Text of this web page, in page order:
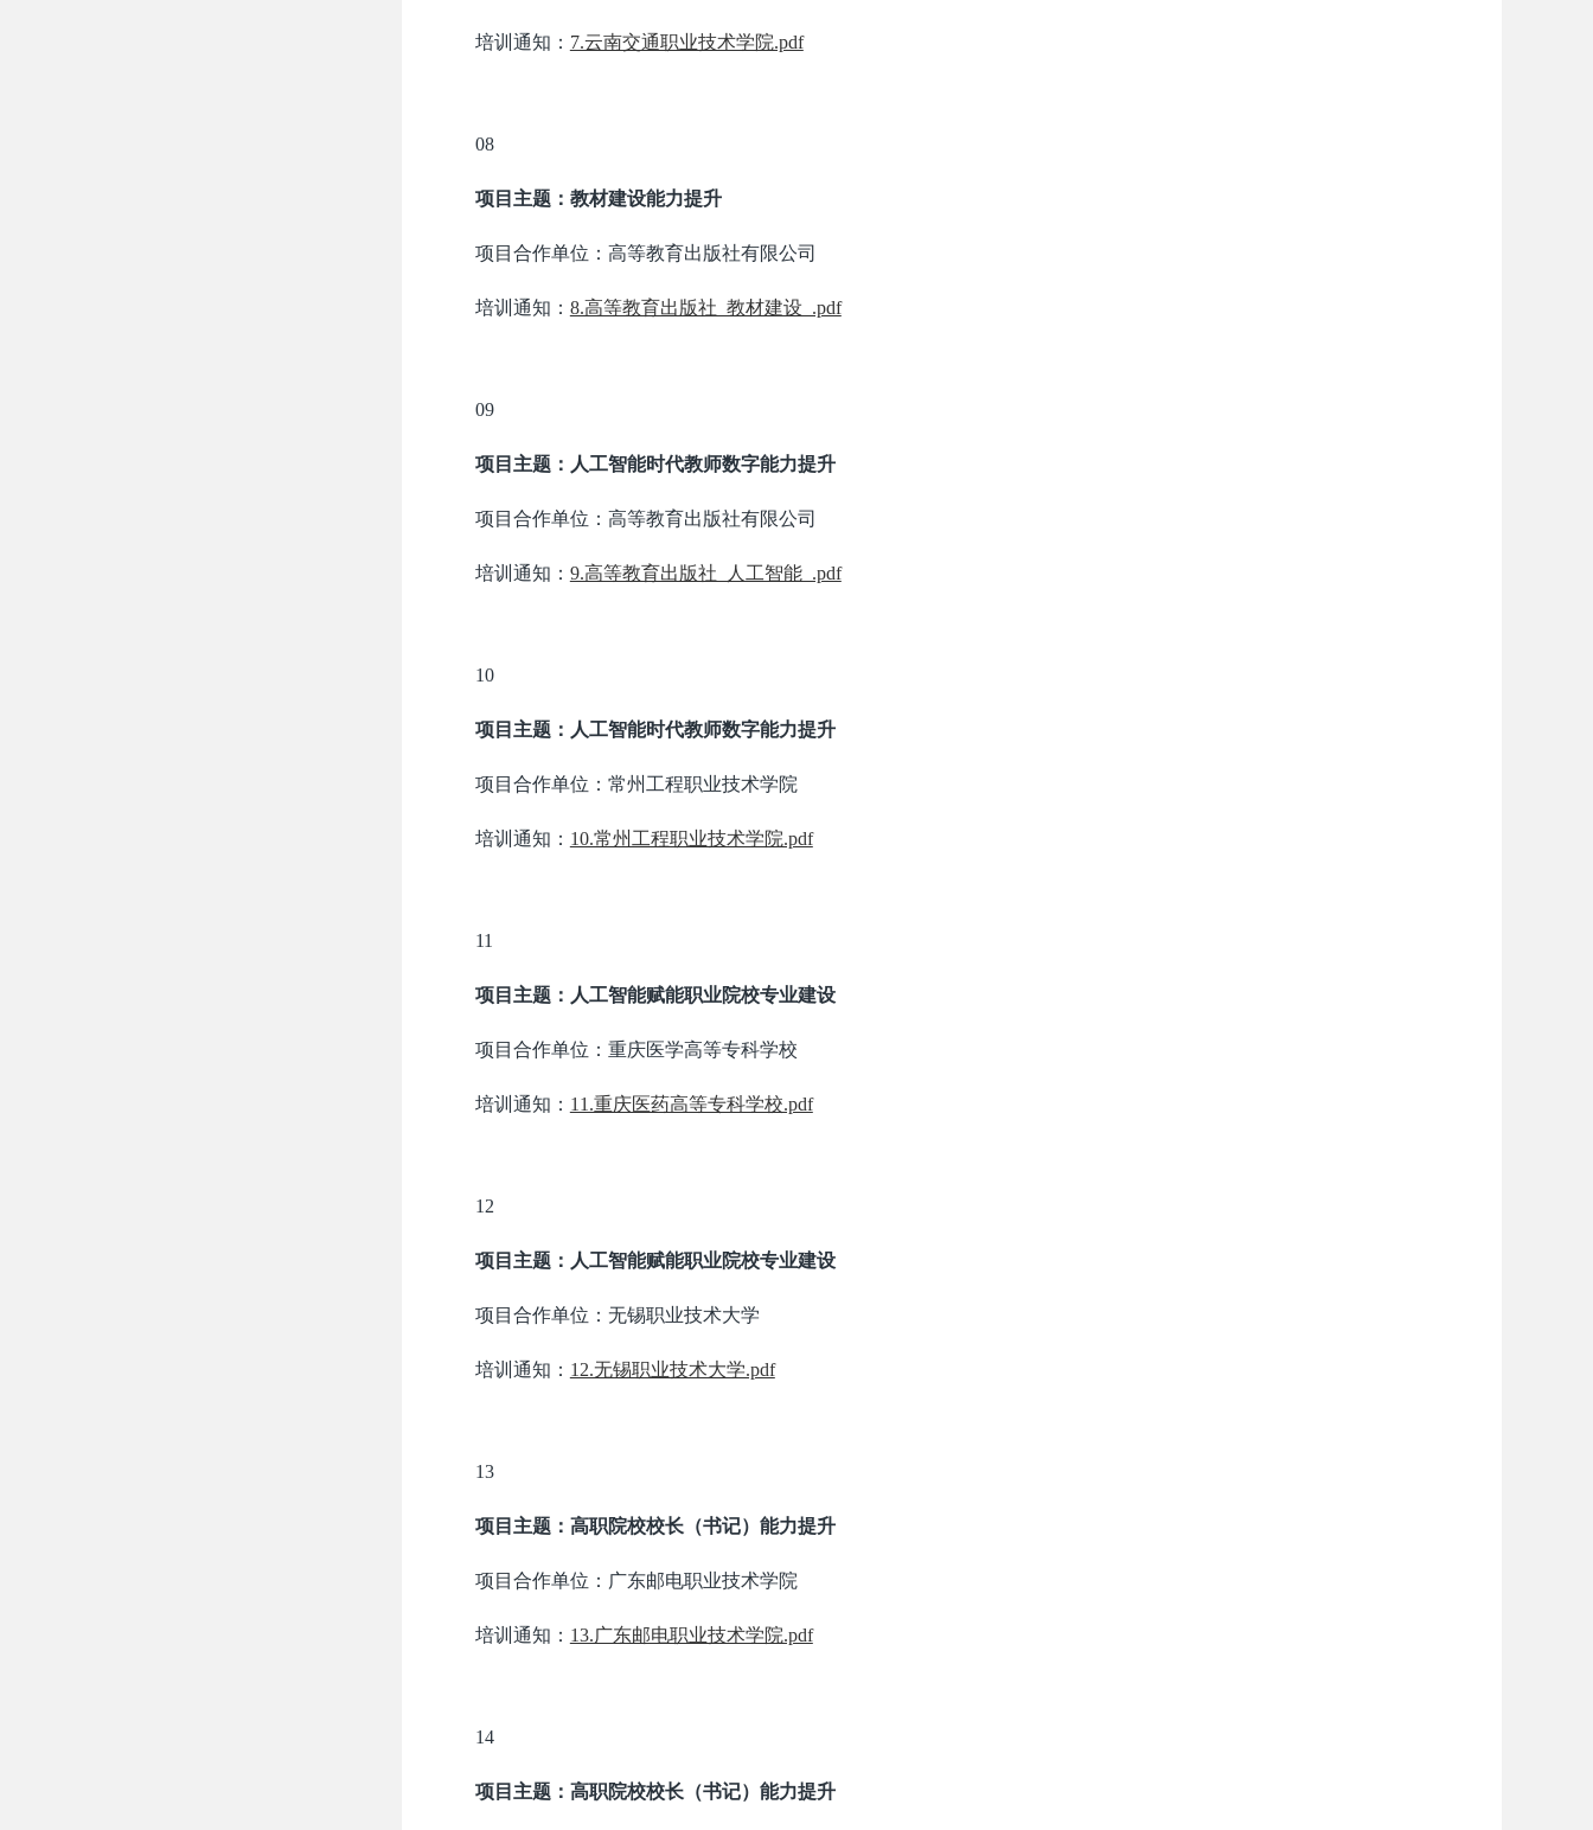
培训通知： 7.云南交通职业技术学院.pdf
08
项目主题：教材建设能力提升
项目合作单位：高等教育出版社有限公司
培训通知： 8.高等教育出版社_教材建设_.pdf
09
项目主题：人工智能时代教师数字能力提升
项目合作单位：高等教育出版社有限公司
培训通知： 9.高等教育出版社_人工智能_.pdf
10
项目主题：人工智能时代教师数字能力提升
项目合作单位：常州工程职业技术学院
培训通知： 10.常州工程职业技术学院.pdf
11
项目主题：人工智能赋能职业院校专业建设
项目合作单位：重庆医学高等专科学校
培训通知： 11.重庆医药高等专科学校.pdf
12
项目主题：人工智能赋能职业院校专业建设
项目合作单位：无锡职业技术大学
培训通知： 12.无锡职业技术大学.pdf
13
项目主题：高职院校校长（书记）能力提升
项目合作单位：广东邮电职业技术学院
培训通知： 13.广东邮电职业技术学院.pdf
14
项目主题：高职院校校长（书记）能力提升